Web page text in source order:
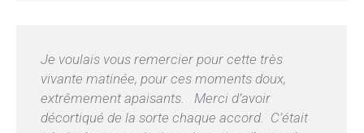
Je voulais vous remercier pour cette très
vivante matinée, pour ces moments doux,
extrêmement apaisants. Merci d’avoir
décortiqué de la sorte chaque accord. C’était